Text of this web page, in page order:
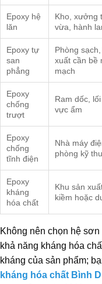
Epoxy hệ
lăn
Kho, xưởng
vừa, hành
Epoxy tự
san
phẳng
Phòng
xuất cần bề
mạch
Epoxy
chống
trượt
Ram dốc,
vực ẩm
Epoxy
chống
tĩnh điện
Nhà máy
phòng kỹ
Epoxy
kháng
hóa chất
Khu sản
kiềm hoặc
Không nên chọn hệ
khả năng kháng hóa
kháng của sản phẩm;
kháng hóa chất Bình